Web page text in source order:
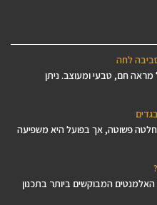
לחה
חם, טבעי ומעוצב. ניתן
פשוטה, אך בפועל היא משפיעה
המבוקשים ביותר בתכנון